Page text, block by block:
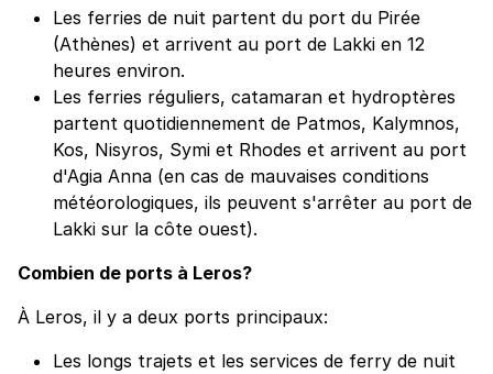
Les ferries de nuit partent du port du Pirée
(Athènes) et arrivent au port de Lakki en 12
heures environ.
Les ferries réguliers, catamaran et hydroptères
partent quotidiennement de Patmos, Kalymnos,
Kos, Nisyros, Symi et Rhodes et arrivent au port
d'Agia Anna (en cas de mauvaises conditions
météorologiques, ils peuvent s'arrêter au port de
Lakki sur la côte ouest).
Combien de ports à Leros?
À Leros, il y a deux ports principaux:
Les longs trajets et les services de ferry de nuit